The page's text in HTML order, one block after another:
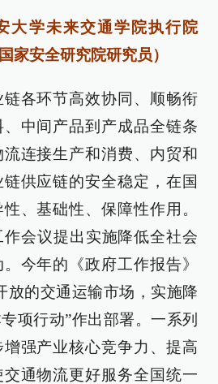
大学未来交通学院执行院
家安全研究院研究员）
各环节高效协同、顺畅衔
中间产品到产成品全链条
连接生产和消费、内贸和
供应链的安全稳定，在国
、基础性、保障性作用。
作会议提出实施降低全社会
今年的《政府工作报告》
放的交通运输市场，实施降
项行动”作出部署。一系列
强产业核心竞争力、提高
通物流更好服务全国统一